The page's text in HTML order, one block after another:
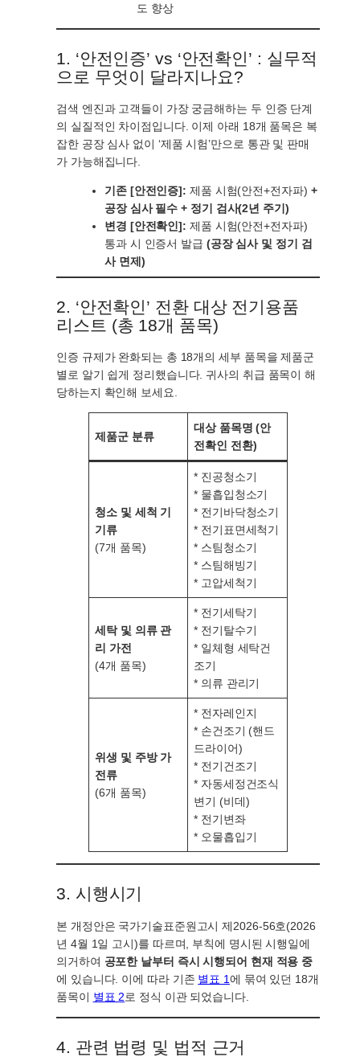
도 향상
1. ‘안전인증’ vs ‘안전확인’ : 실무적
으로 무엇이 달라지나요?
검색 엔진과 고객들이 가장 궁금해하는 두 인증 단계
의 실질적인 차이점입니다. 이제 아래 18개 품목은 복
잡한 공장 심사 없이 ‘제품 시험’만으로 통관 및 판매
가 가능해집니다.
기존 [안전인증]: 제품 시험(안전+전자파) +
공장 심사 필수 + 정기 검사(2년 주기)
변경 [안전확인]: 제품 시험(안전+전자파)
통과 시 인증서 발급 (공장 심사 및 정기 검
사 면제)
2. ‘안전확인’ 전환 대상 전기용품
리스트 (총 18개 품목)
인증 규제가 완화되는 총 18개의 세부 품목을 제품군
별로 알기 쉽게 정리했습니다. 귀사의 취급 품목이 해
당하는지 확인해 보세요.
제품군 분류
대상 품목명 (안
전확인 전환)
청소 및 세척 기
기류
(7개 품목)
* 진공청소기
* 물흡입청소기
* 전기바닥청소기
* 전기표면세척기
* 스팀청소기
* 스팀해빙기
* 고압세척기
세탁 및 의류 관
리 가전
(4개 품목)
* 전기세탁기
* 전기탈수기
* 일체형 세탁건
조기
* 의류 관리기
위생 및 주방 가
전류
(6개 품목)
* 전자레인지
* 손건조기 (핸드
드라이어)
* 전기건조기
* 자동세정건조식
변기 (비데)
* 전기변좌
* 오물흡입기
3. 시행시기
본 개정안은 국가기술표준원고시 제2026-56호(2026
년 4월 1일 고시)를 따르며, 부칙에 명시된 시행일에
의거하여 공포한 날부터 즉시 시행되어 현재 적용 중
에 있습니다. 이에 따라 기존 별표 1에 묶여 있던 18개
품목이 별표 2로 정식 이관 되었습니다.
4. 관련 법령 및 법적 근거